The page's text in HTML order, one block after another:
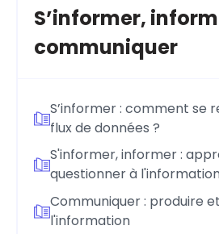
S’informer,
communiquer
S’informer : comment se
flux de données ?
S'informer, informer :
questionner à
Communiquer : produire
l'information